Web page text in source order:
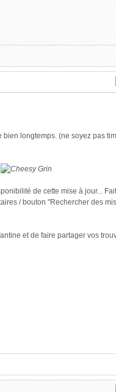
longtemps. (ne soyez pas
de cette mise à jour...
/ bouton "Rechercher des
et de faire partager vos